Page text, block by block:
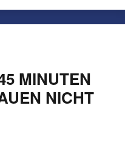
MINUTEN
NICHT